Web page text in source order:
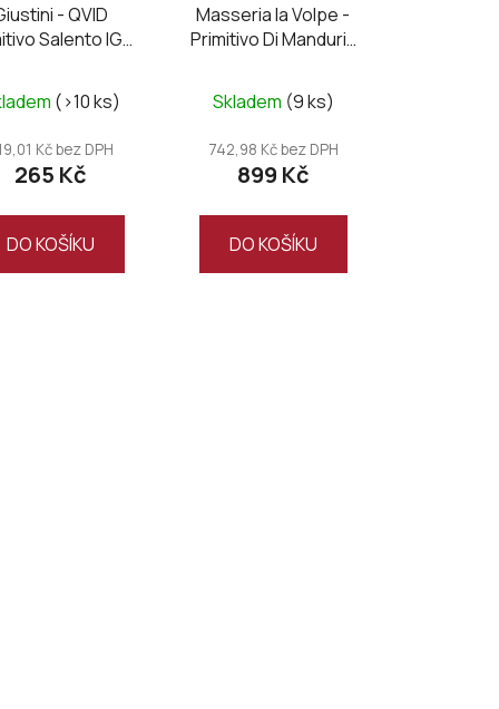
- QVID
Salento IGT
(>10 ks)
Kč bez DPH
265 Kč
DO KOŠÍKU
Masseria la Volpe -
Primitivo Di Manduria
wooden box
Skladem (9 ks)
742,98 Kč bez DPH
899 Kč
DO KOŠÍKU